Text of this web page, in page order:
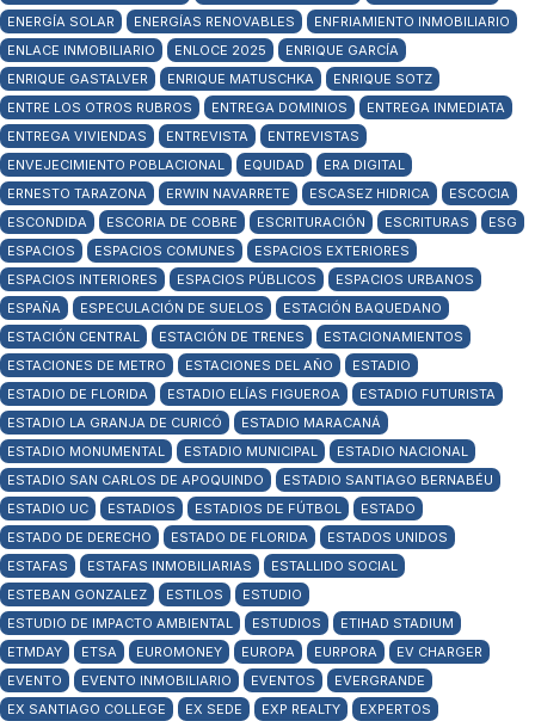
ENERGÍA SOLAR
ENERGÍAS RENOVABLES
ENFRIAMIENTO INMOBILIARIO
ENLACE INMOBILIARIO
ENLOCE 2025
ENRIQUE GARCÍA
ENRIQUE GASTALVER
ENRIQUE MATUSCHKA
ENRIQUE SOTZ
ENTRE LOS OTROS RUBROS
ENTREGA DOMINIOS
ENTREGA INMEDIATA
ENTREGA VIVIENDAS
ENTREVISTA
ENTREVISTAS
ENVEJECIMIENTO POBLACIONAL
EQUIDAD
ERA DIGITAL
ERNESTO TARAZONA
ERWIN NAVARRETE ESCASEZ HIDRICA
ESCOCIA
ESCONDIDA
ESCORIA DE COBRE ESCRITURACIÓN ESCRITURAS
ESG
ESPACIOS
ESPACIOS COMUNES
ESPACIOS EXTERIORES
ESPACIOS INTERIORES
ESPACIOS PÚBLICOS
ESPACIOS URBANOS
ESPAÑA
ESPECULACIÓN DE SUELOS
ESTACIÓN BAQUEDANO
ESTACIÓN CENTRAL
ESTACIÓN DE TRENES
ESTACIONAMIENTOS
ESTACIONES DE METRO
ESTACIONES DEL AÑO
ESTADIO
ESTADIO DE FLORIDA
ESTADIO ELÍAS FIGUEROA
ESTADIO FUTURISTA
ESTADIO LA GRANJA DE CURICÓ
ESTADIO MARACANÁ
ESTADIO MONUMENTAL
ESTADIO MUNICIPAL
ESTADIO NACIONAL
ESTADIO SAN CARLOS DE APOQUINDO
ESTADIO SANTIAGO BERNABÉU
ESTADIO UC
ESTADIOS ESTADIOS DE FÚTBOL
ESTADO
ESTADO DE DERECHO
ESTADO DE FLORIDA
ESTADOS UNIDOS
ESTAFAS
ESTAFAS INMOBILIARIAS
ESTALLIDO SOCIAL
ESTEBAN GONZALEZ
ESTILOS
ESTUDIO
ESTUDIO DE IMPACTO AMBIENTAL
ESTUDIOS
ETIHAD STADIUM
ETMDAY
ETSA EUROMONEY EUROPA EURPORA
EV CHARGER
EVENTO
EVENTO INMOBILIARIO EVENTOS
EVERGRANDE
EX SANTIAGO COLLEGE
EX SEDE EXP REALTY
EXPERTOS